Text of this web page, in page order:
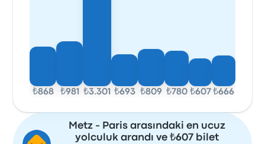
₺868 ₺981 ₺3.301 ₺693 ₺809 ₺780 ₺607 ₺666
Metz - Paris arasındaki en ucuz
yolculuk arandı ve ₺607 bilet